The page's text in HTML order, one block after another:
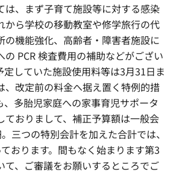
、まず子育て施設等に対する感染
から学校の移動教室や修学旅行の代
の機能強化、高齢者・障害者施設に
PCR 検査費用の補助などがござい
定していた施設使用料等は3月31日ま
、改定前の料金へ据え置く特例的措
、多胎児家庭への家事育児サポータ
ておりまして、補正予算額は一般会
三つの特別会計を加えた合計では、
おります。間もなく始まります第3
て、ご審議をお願いするところでご